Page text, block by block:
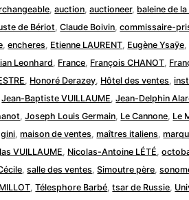
,auction ,auctioneer, baleine de
de Bériot ,Claude Boivin ,commissaire-
,encheres Etienne LAURENT Eugène Ysaÿe
Leonhard France François CHANOT
Honoré Derazey Hôtel des ventes ,
,Jean-Baptiste VUILLAUME ,Jean-Delphin
,Joseph Louis Germain Le Cannone Le
,maison de ventes ,maîtres italiens ,
VUILLAUME Nicolas-Antoine LÉTÉ ,
,salle des ventes ,Simoutre père ,
,Télesphore Barbé ,tsar de Russie